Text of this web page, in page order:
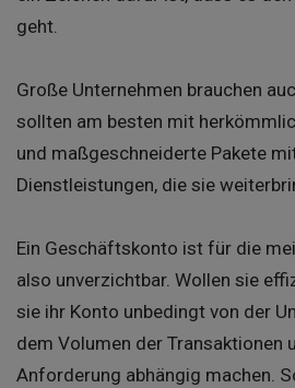
geht.
Große Unternehmen brauchen
sollten am besten mit
und maßgeschneiderte Pakete
Dienstleistungen, die sie
Ein Geschäftskonto ist für die
also unverzichtbar. Wollen sie
sie ihr Konto unbedingt von der
dem Volumen der Transaktionen
Anforderung abhängig machen.